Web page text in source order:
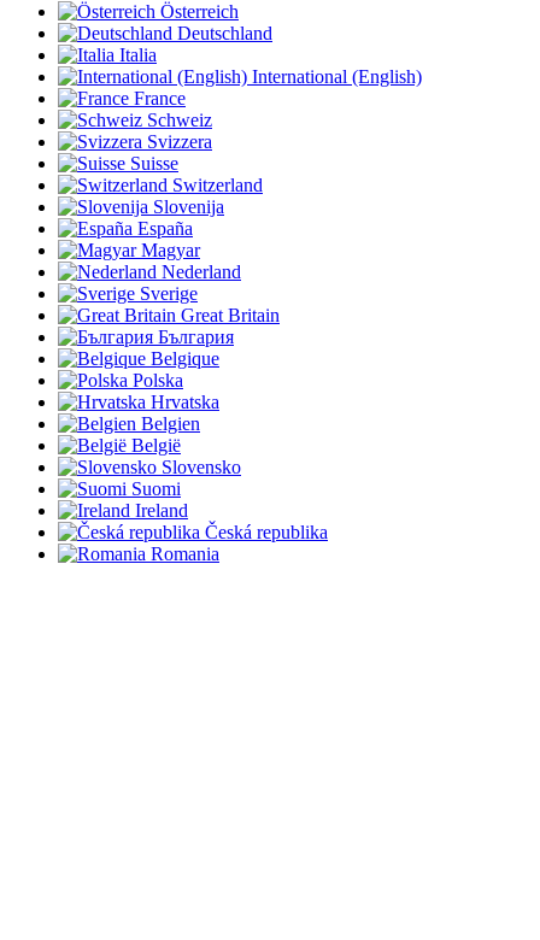
Österreich
Deutschland
Italia
International (English)
France
Schweiz
Svizzera
Suisse
Switzerland
Slovenija
España
Magyar
Nederland
Sverige
Great Britain
България
Belgique
Polska
Hrvatska
Belgien
België
Slovensko
Suomi
Ireland
Česká republika
Romania